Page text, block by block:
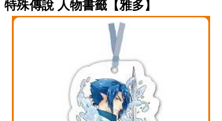
特殊傳說 人物書籤【雅多】